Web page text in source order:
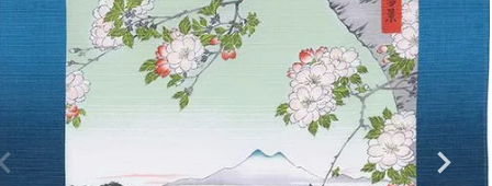
Mサイズ(約68～70cm)
Lサイズ(約90～120cm)
XLサイズ(約130cm～)
婚礼・引出物
卒入学・就職祝い
弔事・法事
インテリア
ポリエステル
リネン
ウール
ミナ ペルホネン
ひめむすび(Adeline Klam)
kata kata
ふろしき書籍
紙箱・木箱
よくあるご質問
お問い合わせ
ワークショップ案内
キャンペーン情報
ストール巻き方
洋服カバー
ふろしきパッチン活用
ECOバッグ 70cm
OUTDOOR